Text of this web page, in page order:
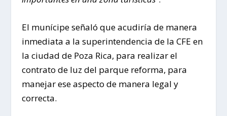
El munícipe señaló que acudiría de manera
inmediata a la superintendencia de la CFE en
la ciudad de Poza Rica, para realizar el
contrato de luz del parque reforma, para
manejar ese aspecto de manera legal y
correcta.